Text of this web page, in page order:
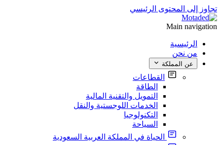
تجاوز إلى المحتوى الرئيسي
Main navigation
الرئيسية
من نحن
عن المملكة
القطاعات
الطاقة
التمويل والتقنية المالية
الخدمات اللوجستية والنقل
التكنولوجيا
السياحة
الحياة في المملكة العربية السعودية